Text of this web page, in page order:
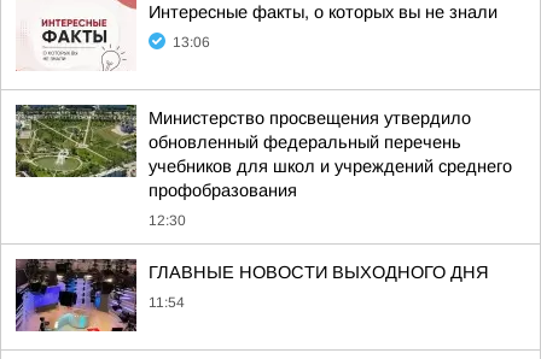
Интересные факты, о которых вы не знали
13:06
Министерство просвещения утвердило
обновленный федеральный перечень
учебников для школ и учреждений среднего
профобразования
12:30
ГЛАВНЫЕ НОВОСТИ ВЫХОДНОГО ДНЯ
11:54